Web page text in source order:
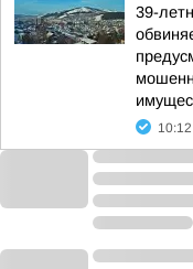
39-
10:12